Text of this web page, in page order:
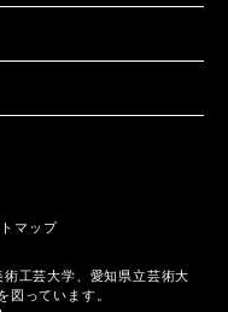
マップ
工芸大学、愛知県立芸術大
図っています。